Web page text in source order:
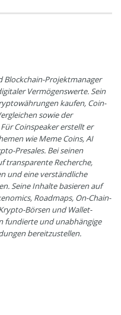
Blockchain-Projektmanager
Vermögenswerte. Sein
kaufen, Coin-
sowie der
Coinspeaker erstellt er
wie Meme Coins, AI
Presales. Bei seinen
transparente Recherche,
und eine verständliche
Seine Inhalte basieren auf
Roadmaps, On-Chain-
Börsen und Wallet-
fundierte und unabhängige
bereitzustellen.